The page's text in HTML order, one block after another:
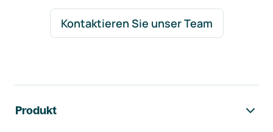
Kontaktieren Sie unser Team
Produkt